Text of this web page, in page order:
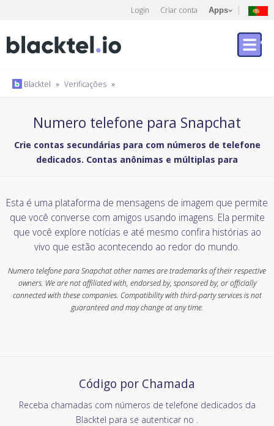
Login Criar conta Apps
Blacktel » Verificações »
Numero telefone para Snapchat
Crie contas secundárias para com números de telefone
dedicados. Contas anônimas e múltiplas para
Esta é uma plataforma de mensagens de imagem que permite
que você converse com amigos usando imagens. Ela permite
que você explore notícias e até mesmo confira histórias ao
vivo que estão acontecendo ao redor do mundo.
Numero telefone para Snapchat other names are trademarks of their respective
owners. We are not affiliated with, endorsed by, sponsored by, or officially
connected with these companies. Compatibility with third-party services is not
guaranteed and may change at any time.
Código por Chamada
Receba chamadas com números de telefone dedicados da
Blacktel para se autenticar no .